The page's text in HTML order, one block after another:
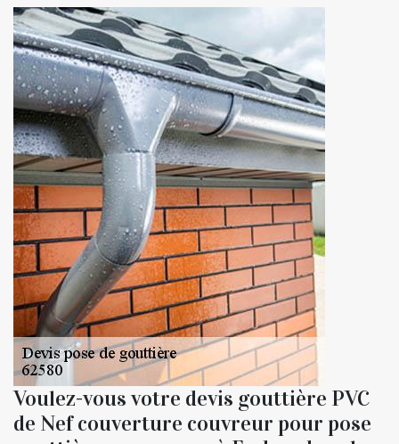
Voulez-vous votre devis gouttière PVC
de Nef couverture couvreur pour pose